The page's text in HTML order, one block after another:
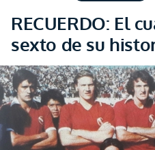
RECUERDO: El
sexto de su